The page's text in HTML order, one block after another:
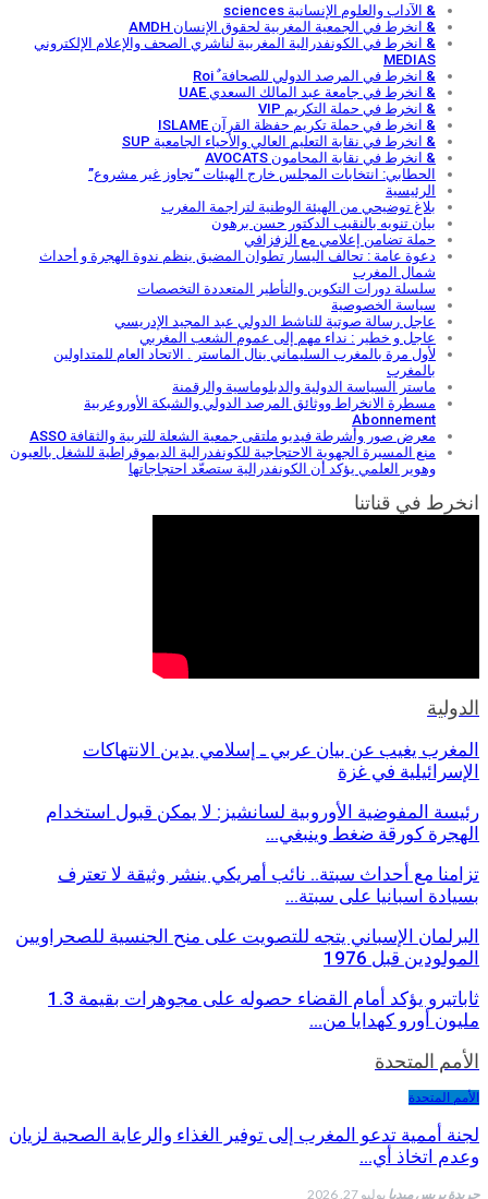
& الآداب والعلوم الإنسانية sciences
& انخرط في الجمعية المغربية لحقوق الإنسان AMDH
& انخرط في الكونفدرالية المغربية لناشري الصحف والإعلام الإلكتروني
MEDIAS
& انخرط في المرصد الدولي للصحافة ٌ Roi
& انخرط في جامعة عبد المالك السعدي UAE
& انخرط في حملة التكريم VIP
& انخرط في حملة تكريم حفظة القرآن ISLAME
& انخرط في نقابة التعليم العالي والأحياء الجامعية SUP
& انخرط في نقابة المحامون AVOCATS
الحطابي: انتخابات المجلس خارج الهيئات “تجاوز غير مشروع”
الرئيسية
بلاغ توضيحي من الهيئة الوطنية لتراجمة المغرب
بيان تنويه بالنقيب الدكتور حسن برهون
حملة تضامن إعلامي مع الزفزافي
دعوة عامة : تحالف اليسار تطوان المضيق ينظم ندوة الهجرة و أحداث
شمال المغرب
سلسلة دورات التكوين والتأطير المتعددة التخصصات
سياسة الخصوصية
عاجل رسالة صوتية للناشط الدولي عبد المجيد الإدريسي
عاجل و خطير : نداء مهم إلى عموم الشعب المغربي
لأول مرة بالمغرب السليماني ينال الماستر . الاتحاد العام للمتداولين
بالمغرب
ماستر السياسة الدولية والدبلوماسية والرقمنة
مسطرة الانخراط ووثائق المرصد الدولي والشبكة الأوروعربية
Abonnement
معرض صور وأشرطة فيديو ملتقى جمعية الشعلة للتربية والثقافة ASSO
منع المسيرة الجهوية الاحتجاجية للكونفدرالية الديموقراطية للشغل بالعيون
وهوير العلمي يؤكد أن الكونفدرالية ستصعّد احتجاجاتها
انخرط في قناتنا
الدولية
المغرب يغيب عن بيان عربي ـ إسلامي يدين الانتهاكات
الإسرائيلية في غزة
رئيسة المفوضية الأوروبية لسانشيز: لا يمكن قبول استخدام
الهجرة كورقة ضغط وينبغي…
تزامنا مع أحداث سبتة.. نائب أمريكي ينشر وثيقة لا تعترف
بسيادة اسبانيا على سبتة…
البرلمان الإسباني يتجه للتصويت على منح الجنسية للصحراويين
المولودين قبل 1976
ثاباتيرو يؤكد أمام القضاء حصوله على مجوهرات بقيمة 1.3
مليون أورو كهدايا من…
الأمم المتحدة
الأمم المتحدة
لجنة أممية تدعو المغرب إلى توفير الغذاء والرعاية الصحية لزيان
وعدم اتخاذ أي…
جريدة بريس ميديا يوليو 27, 2026